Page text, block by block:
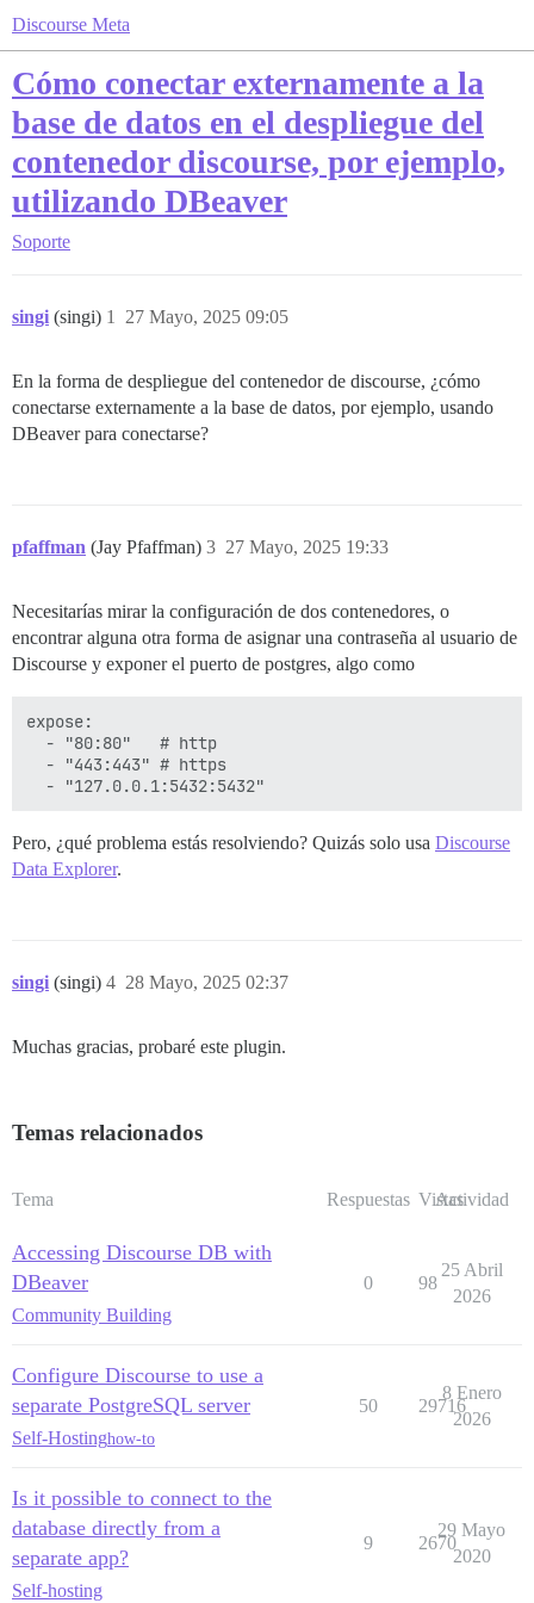
Discourse Meta
Cómo conectar externamente a la
base de datos en el despliegue del
contenedor discourse, por ejemplo,
utilizando DBeaver
Soporte
singi (singi) 27 Mayo, 2025 09:05
1
En la forma de despliegue del contenedor de discourse, ¿cómo
conectarse externamente a la base de datos, por ejemplo, usando
DBeaver para conectarse?
pfaffman (Jay Pfaffman) 27 Mayo, 2025 19:33
3
Necesitarías mirar la configuración de dos contenedores, o
encontrar alguna otra forma de asignar una contraseña al usuario de
Discourse y exponer el puerto de postgres, algo como
expose:
  - "80:80"   # http
  - "443:443" # https
Pero, ¿qué problema estás resolviendo? Quizás solo usa Discourse
Data Explorer.
singi (singi) 28 Mayo, 2025 02:37
4
Muchas gracias, probaré este plugin.
Temas relacionados
Tema Respuestas Vistas
Actividad
Accessing Discourse DB with
DBeaver
Community Building
0 98
25 Abril
2026
Configure Discourse to use a
separate PostgreSQL server
Self-Hostinghow-to
50 29716
8 Enero
2026
Is it possible to connect to the
database directly from a
separate app?
Self-hosting
9 2670
29 Mayo
2020